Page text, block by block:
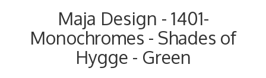
Maja Design - 1401-
Monochromes - Shades of
Hygge - Green